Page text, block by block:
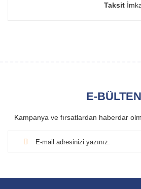
Taksit
E-BÜLTEN
Kampanya ve fırsatlardan haberdar